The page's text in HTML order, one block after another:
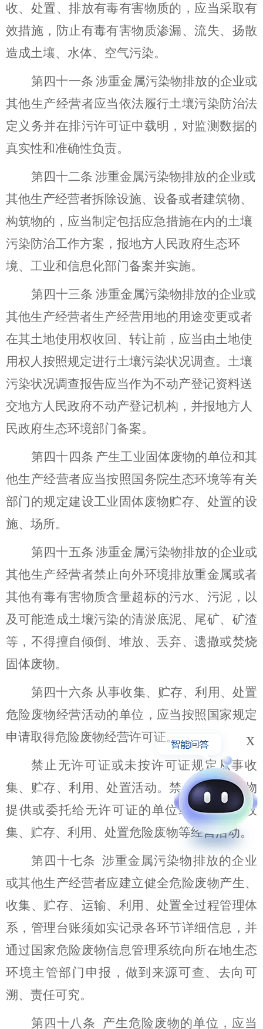
收、处置、排放有毒有害物质的，应当采取有
效措施，防止有毒有害物质渗漏、流失、扬散
造成土壤、水体、空气污染。
第四十一条 涉重金属污染物排放的企业或
其他生产经营者应当依法履行土壤污染防治法
定义务并在排污许可证中载明，对监测数据的
真实性和准确性负责。
第四十二条 涉重金属污染物排放的企业或
其他生产经营者拆除设施、设备或者建筑物、
构筑物的，应当制定包括应急措施在内的土壤
污染防治工作方案，报地方人民政府生态环
境、工业和信息化部门备案并实施。
第四十三条 涉重金属污染物排放的企业或
其他生产经营者生产经营用地的用途变更或者
在其土地使用权收回、转让前，应当由土地使
用权人按照规定进行土壤污染状况调查。土壤
污染状况调查报告应当作为不动产登记资料送
交地方人民政府不动产登记机构，并报地方人
民政府生态环境部门备案。
第四十四条 产生工业固体废物的单位和其
他生产经营者应当按照 国务院生态环境等有关
部门的规定建设工业固体废物贮存、处置的设
施、场所。
第四十五条 涉重金属污染物排放的企业或
其他生产经营者禁止向外环境排放重金属或者
其他有毒有害物质含量超标的污水、污泥，以
及可能造成土壤污染的清淤底泥、尾矿、矿渣
等，不得擅自倾倒、堆放、丢弃、遗撒或焚烧
固体废物。
第四十六条 从事收集、贮存、利用、处置
危险废物经营活动的单位，应当按照国家规定
申请取得危险废物经营许可证。
禁止无许可证或未按许可证规定从事收
集、贮存、利用、处置活动。禁止将危险废物
提供或委托给无许可证的单位或个人从事收
集、贮存、利用、处置危险废物等经营活动。
第 四十七条 涉重金属污染物排放的企业
或其他生产经营者应建立健全危险废物产生、
收集、贮存、运输、利用、处置全过程管理体
系，管理台账须如实记录各环节详细信息， 并
通过国家危险废物信息管理系统向所在地生态
环境主管部门申报 ，做到来源可查、去向可
溯、责任可究。
第 四十八条 产生危险废物的单位，应当
x